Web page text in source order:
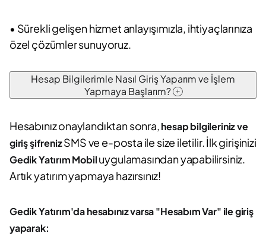
• Sürekli gelişen hizmet anlayışımızla, ihtiyaçlarınıza
özel çözümler sunuyoruz.
Hesap Bilgilerimle Nasıl Giriş Yaparım ve İşlem
Yapmaya Başlarım?
Hesabınız onaylandıktan sonra,hesap bilgileriniz ve
giriş şifrenizSMS ve e-posta ile size iletilir. İlk girişinizi
Gedik Yatırım Mobiluygulamasından yapabilirsiniz.
Artık yatırım yapmaya hazırsınız!
Gedik Yatırım'da hesabınız varsa "Hesabım Var" ile giriş
yaparak: